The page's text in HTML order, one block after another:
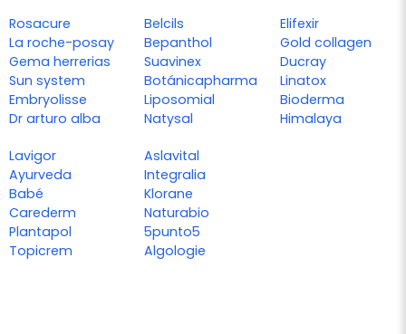
Rosacure
La roche-posay
Gema herrerias
Sun system
Embryolisse
Dr arturo alba
Belcils
Bepanthol
Suavinex
Botánicapharma
Liposomial
Natysal
Elifexir
Gold collagen
Ducray
Linatox
Bioderma
Himalaya
Lavigor
Ayurveda
Babé
Carederm
Plantapol
Topicrem
Aslavital
Integralia
Klorane
Naturabio
5punto5
Algologie